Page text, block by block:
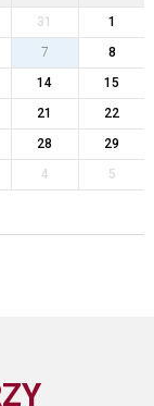
31
1
7
8
14
15
21
22
28
29
4 5